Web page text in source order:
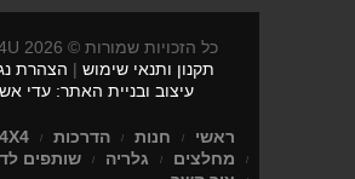
כל הזכויות שמורות © 2026 Resc4U |
תקנון ותנאי שימוש | הצהרת
עיצוב ובניית האתר: עדי
ראשי חנות הדרכות
4X4
מחלצים
גלריה
שותפים